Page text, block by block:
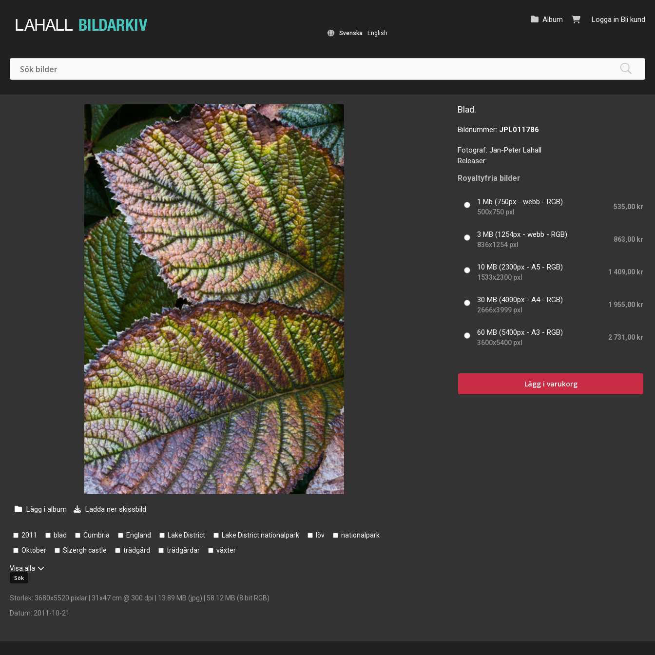
Logga in Bli kund
Album
Svenska English
Lägg i album Ladda ner skissbild
2011 blad Cumbria England Lake District Lake District nationalpark löv
nationalpark
Oktober
Sizergh castle trädgård trädgårdar växter
Visa alla
Storlek: 3680x5520 pixlar | 31x47 cm @ 300 dpi | 13.89 MB (jpg) | 58.12 MB (8 bit RGB)
Datum: 2011-10-21
Blad.
Bildnummer: JPL011786
Fotograf:Jan-Peter Lahall
Releaser:
Royaltyfria bilder
1 Mb (750px - webb - RGB)
500x750 pxl
535,00 kr
3 MB (1254px - webb - RGB)
836x1254 pxl
863,00 kr
10 MB (2300px - A5 - RGB)
1533x2300 pxl
1 409,00 kr
30 MB (4000px - A4 - RGB)
2666x3999 pxl
1 955,00 kr
60 MB (5400px - A3 - RGB)
3600x5400 pxl
2 731,00 kr
Lägg i varukorg